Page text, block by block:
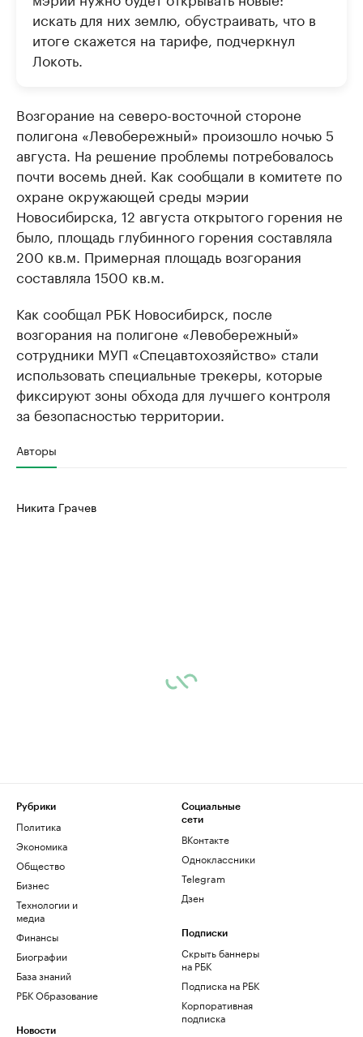
искать для них землю, обустраивать, что в
итоге скажется на тарифе, подчеркнул
Локоть.
Возгорание на северо-восточной стороне
полигона «Левобережный» произошло ночью 5
августа. На решение проблемы потребовалось
почти восемь дней. Как сообщали в комитете по
охране окружающей среды мэрии
Новосибирска, 12 августа открытого горения не
было, площадь глубинного горения составляла
200 кв.м. Примерная площадь возгорания
составляла 1500 кв.м.
Как сообщал РБК Новосибирск, после
возгорания на полигоне «Левобережный»
сотрудники МУП «Спецавтохозяйство» стали
использовать специальные трекеры, которые
фиксируют зоны обхода для лучшего контроля
за безопасностью территории.
Авторы
Никита Грачев
Рубрики
Политика
Экономика
Общество
Бизнес
Технологии и
медиа
Финансы
Биографии
База знаний
РБК Образование
Новости
Социальные
сети
ВКонтакте
Одноклассники
Telegram
Дзен
Подписки
Скрыть баннеры
на РБК
Подписка на РБК
Корпоративная
подписка